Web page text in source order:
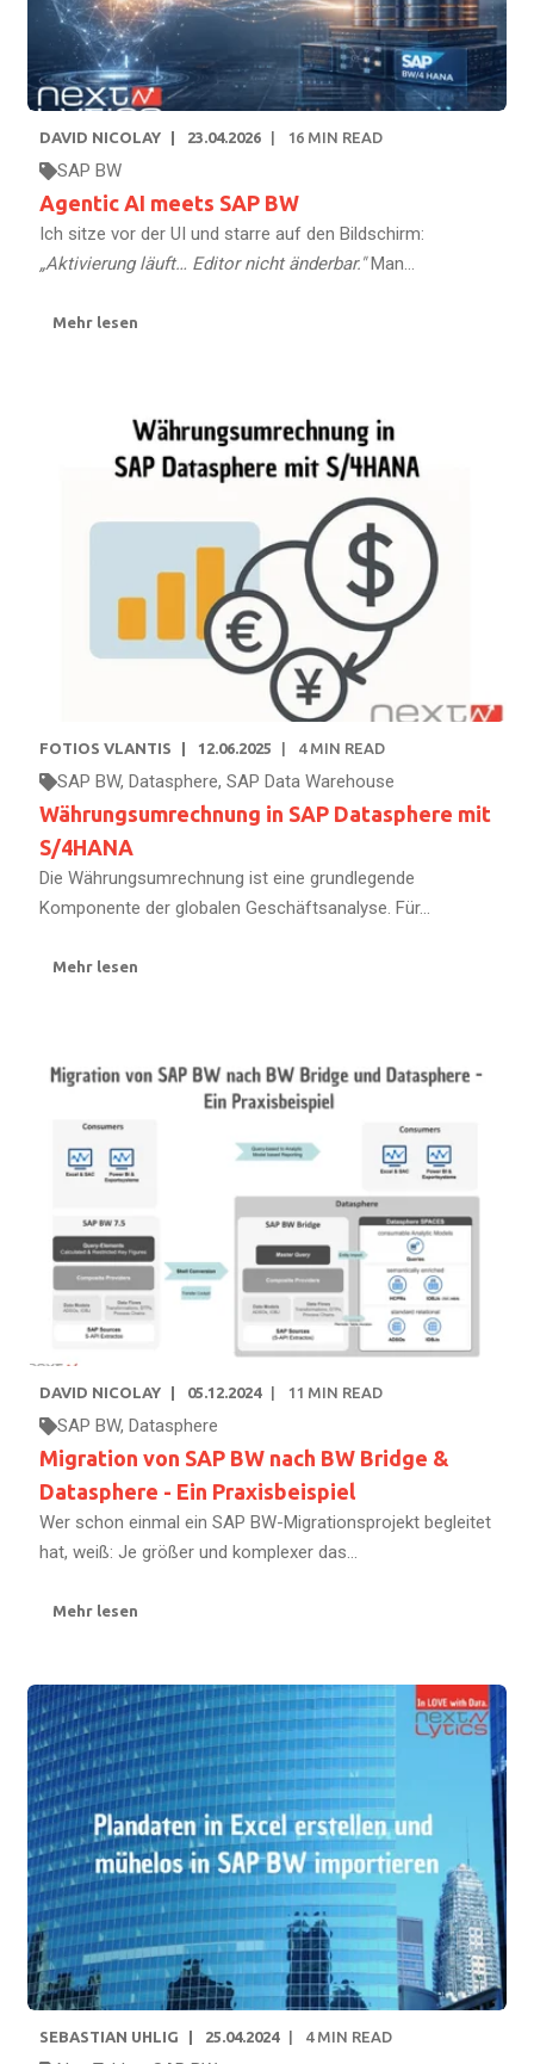
DAVID NICOLAY 23.04.2026 16 MIN READ
SAP BW
Agentic AI meets SAP BW
Ich sitze vor der UI und starre auf den Bildschirm:
„Aktivierung läuft… Editor nicht änderbar."Man...
Mehr lesen
FOTIOS VLANTIS 12.06.2025 4 MIN READ
SAP BW, Datasphere, SAP Data Warehouse
Währungsumrechnung in SAP Datasphere mit
S/4HANA
Die Währungsumrechnung ist eine grundlegende
Komponente der globalen Geschäftsanalyse. Für...
Mehr lesen
DAVID NICOLAY 05.12.2024 11 MIN READ
SAP BW, Datasphere
Migration von SAP BW nach BW Bridge &
Datasphere - Ein Praxisbeispiel
Wer schon einmal ein SAP BW-Migrationsprojekt begleitet
hat, weiß: Je größer und komplexer das...
Mehr lesen
SEBASTIAN UHLIG 25.04.2024 4 MIN READ